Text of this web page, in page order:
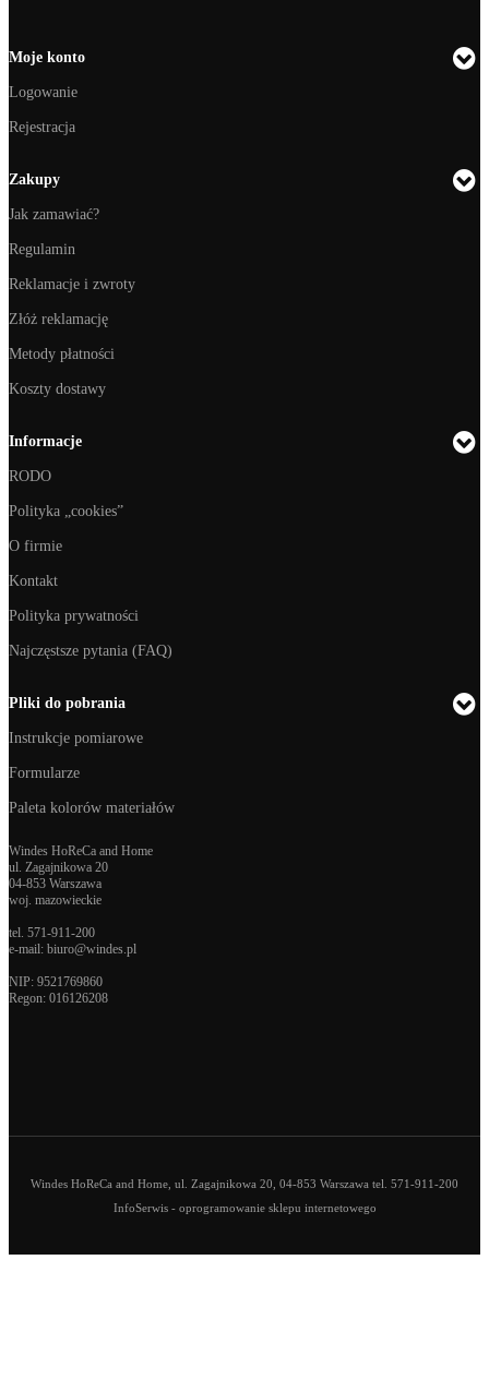
Moje konto
Logowanie
Rejestracja
Zakupy
Jak zamawiać?
Regulamin
Reklamacje i zwroty
Złóż reklamację
Metody płatności
Koszty dostawy
Informacje
RODO
Polityka „cookies”
O firmie
Kontakt
Polityka prywatności
Najczęstsze pytania (FAQ)
Pliki do pobrania
Instrukcje pomiarowe
Formularze
Paleta kolorów materiałów
Windes HoReCa and Home
ul. Zagajnikowa 20
04-853 Warszawa
woj. mazowieckie
tel. 571-911-200
e-mail: biuro@windes.pl
NIP: 9521769860
Regon: 016126208
Windes HoReCa and Home, ul. Zagajnikowa 20, 04-853 Warszawa tel. 571-911-200
InfoSerwis- oprogramowanie sklepu internetowego